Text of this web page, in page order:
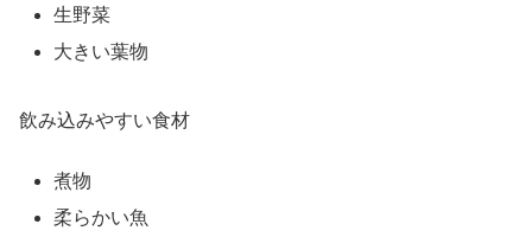
生野菜
大きい葉物
飲み込みやすい食材
煮物
柔らかい魚